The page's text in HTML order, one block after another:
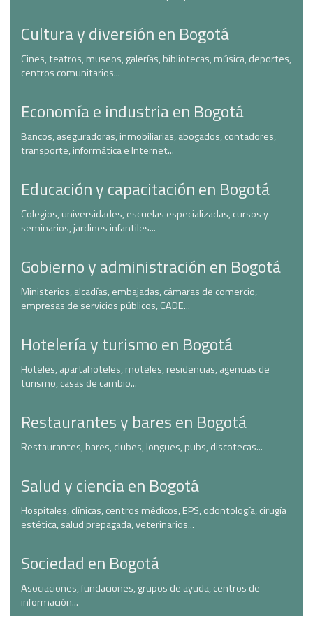
Cultura y diversión en Bogotá
Cines, teatros, museos, galerías, bibliotecas, música, deportes,
centros comunitarios...
Economía e industria en Bogotá
Bancos, aseguradoras, inmobiliarias, abogados, contadores,
transporte, informática e Internet...
Educación y capacitación en Bogotá
Colegios, universidades, escuelas especializadas, cursos y
seminarios, jardines infantiles...
Gobierno y administración en Bogotá
Ministerios, alcadías, embajadas, cámaras de comercio,
empresas de servicios públicos, CADE...
Hotelería y turismo en Bogotá
Hoteles, apartahoteles, moteles, residencias, agencias de
turismo, casas de cambio...
Restaurantes y bares en Bogotá
Restaurantes, bares, clubes, longues, pubs, discotecas...
Salud y ciencia en Bogotá
Hospitales, clínicas, centros médicos, EPS, odontología, cirugía
estética, salud prepagada, veterinarios...
Sociedad en Bogotá
Asociaciones, fundaciones, grupos de ayuda, centros de
información...